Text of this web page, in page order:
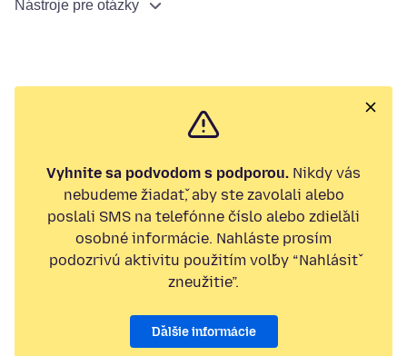
Nástroje pre otázky
Vyhnite sa podvodom s podporou. Nikdy vás
nebudeme žiadať, aby ste zavolali alebo
poslali SMS na telefónne číslo alebo zdieľali
osobné informácie. Nahláste prosím
podozrivú aktivitu použitím voľby “Nahlásiť
zneužitie”.
Ďalšie informácie